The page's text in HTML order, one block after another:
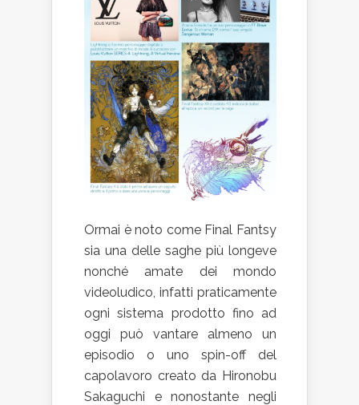
Ormai è noto come Final Fantsy
sia una delle saghe più longeve
nonché amate dei mondo
videoludico, infatti praticamente
ogni sistema prodotto fino ad
oggi può vantare almeno un
episodio o uno spin-off del
capolavoro creato da Hironobu
Sakaguchi e nonostante negli